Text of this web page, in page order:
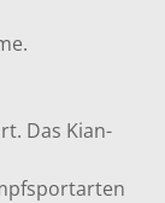
Das Kian-